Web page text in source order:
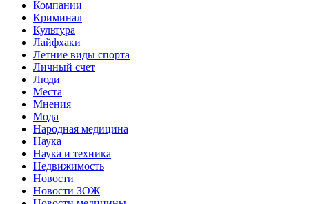
Компании
Криминал
Культура
Лайфхаки
Летние виды спорта
Личный счет
Люди
Места
Мнения
Мода
Народная медицина
Наука
Наука и техника
Недвижимость
Новости
Новости ЗОЖ